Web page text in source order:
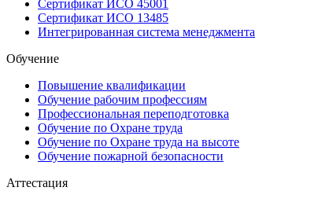
Сертификат ИСО 45001
Сертификат ИСО 13485
Интегрированная система менеджмента
Обучение
Повышение квалификации
Обучение рабочим профессиям
Профессиональная переподготовка
Обучение по Охране труда
Обучение по Охране труда на высоте
Обучение пожарной безопасности
Аттестация